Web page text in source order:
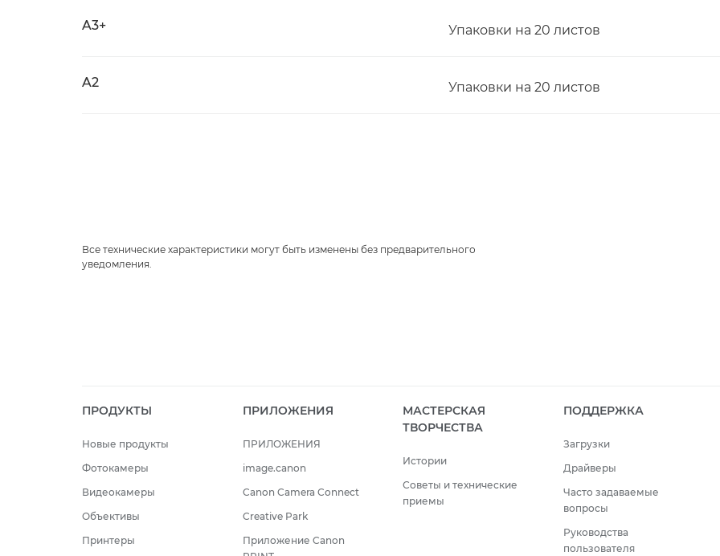
A3+ Упаковки на 20 листов
A2 Упаковки на 20 листов
Все технические характеристики могут быть изменены без предварительного
уведомления.
ПРОДУКТЫ
Новые продукты
Фотокамеры
Видеокамеры
Объективы
Принтеры
ПРИЛОЖЕНИЯ
ПРИЛОЖЕНИЯ
image.canon
Canon Camera Connect
Creative Park
Приложение Canon
МАСТЕРСКАЯ
ТВОРЧЕСТВА
Истории
Советы и технические
приемы
ПОДДЕРЖКА
Загрузки
Драйверы
Часто задаваемые
вопросы
Руководства
пользователя